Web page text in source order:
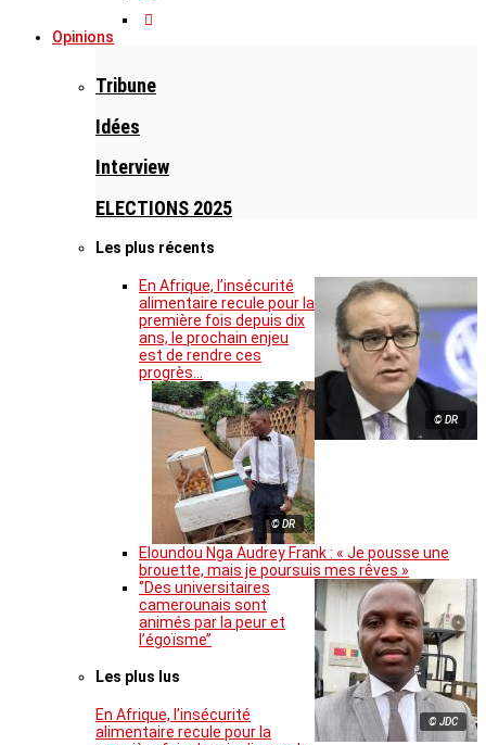
Opinions
Tribune
Idées
Interview
ELECTIONS 2025
Les plus récents
© DR
En Afrique, l’insécurité
alimentaire recule pour la
première fois depuis dix
ans, le prochain enjeu
est de rendre ces
progrès…
© DR
Eloundou Nga Audrey Frank : « Je pousse une
brouette, mais je poursuis mes rêves »
© JDC
‘’Des universitaires
camerounais sont
animés par la peur et
l’égoïsme’’
Les plus lus
En Afrique, l’insécurité
alimentaire recule pour la